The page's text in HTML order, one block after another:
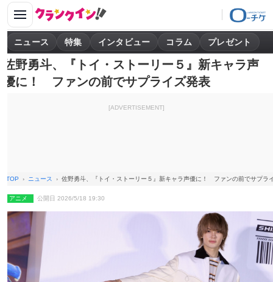
ニュース 特集 インタビュー コラム プレゼント
佐野勇斗、『トイ・ストーリー５』新キャラ声
優に！ ファンの前でサプライズ発表
[ADVERTISEMENT]
TOP ニュース 佐野勇斗、『トイ・ストーリー５』新キャラ声優に！ ファンの前でサプラ
アニメ 公開日 2026/5/18 19:30